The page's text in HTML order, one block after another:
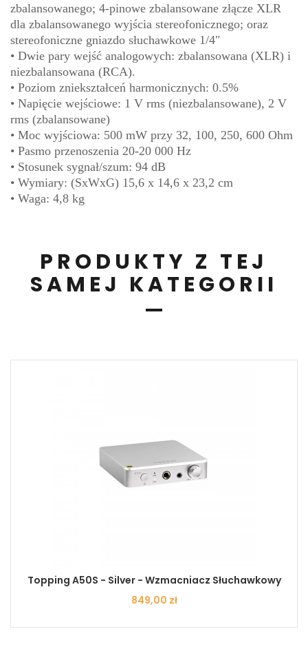
zbalansowanego; 4-pinowe zbalansowane złącze XLR
dla zbalansowanego wyjścia stereofonicznego; oraz
stereofoniczne gniazdo słuchawkowe 1/4″
• Dwie pary wejść analogowych: zbalansowana (XLR) i
niezbalansowana (RCA).
• Poziom zniekształceń harmonicznych: 0.5%
• Napięcie wejściowe: 1 V rms (niezbalansowane), 2 V
rms (zbalansowane)
• Moc wyjściowa: 500 mW przy 32, 100, 250, 600 Ohm
• Pasmo przenoszenia 20-20 000 Hz
• Stosunek sygnał/szum: 94 dB
• Wymiary: (SxWxG) 15,6 x 14,6 x 23,2 cm
• Waga: 4,8 kg
PRODUKTY Z TEJ
SAMEJ KATEGORII
Topping A50S - Silver - Wzmacniacz Słuchawkowy
Cena
849,00 zł